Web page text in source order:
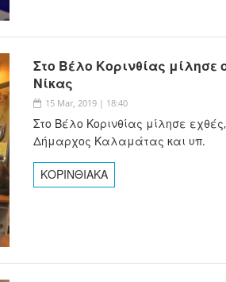
Στο Βέλο Κορινθίας μίλησε
Νίκας
15 Mar, 2019 | 18:40
Στο Βέλο Κορινθίας μίλησε
Δήμαρχος Καλαμάτας και υπ.
ΚΟΡΙΝΘΙΑΚΑ